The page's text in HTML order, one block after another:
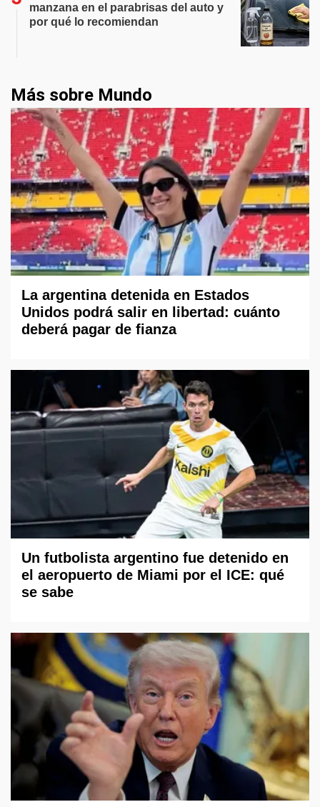
manzana en el parabrisas del auto y
por qué lo recomiendan
Más sobre Mundo
La argentina detenida en Estados
Unidos podrá salir en libertad: cuánto
deberá pagar de fianza
Un futbolista argentino fue detenido en
el aeropuerto de Miami por el ICE: qué
se sabe